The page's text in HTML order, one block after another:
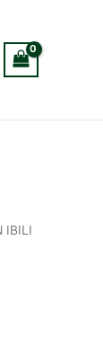
IBILI